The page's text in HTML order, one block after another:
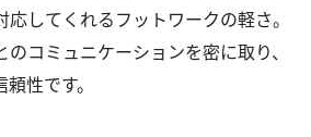
してくれるフットワークの軽さ。
コミュニケーションを密に取り、
性です。